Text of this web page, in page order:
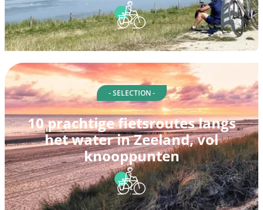
- SELECTION -
10 prachtige fietsroutes langs
het water in Zeeland, vol
knooppunten